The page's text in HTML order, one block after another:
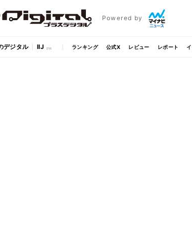
Powered by
デジタル IIJ ランキング 公式X レビュー レポート